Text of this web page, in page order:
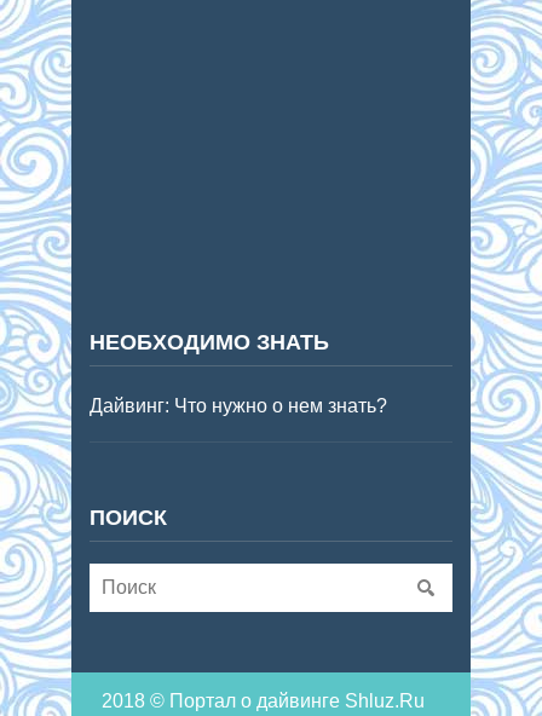
НЕОБХОДИМО ЗНАТЬ
Дайвинг: Что нужно о нем знать?
ПОИСК
2018 © Портал о дайвинге Shluz.Ru